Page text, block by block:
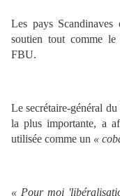
Les pays Scandinaves
soutien tout comme le
FBU.
Le secrétaire-général
la plus importante, a
utilisée comme un «
« Pour moi